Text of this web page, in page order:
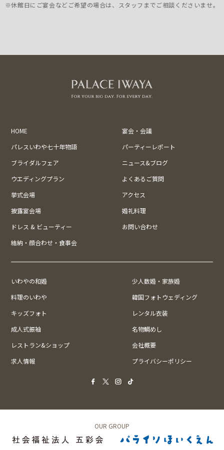
※休館日にご宴会などご希望の場合は、スタッフまでご相談くださいませ。
HOME
宴会・会議
パレスいわや七十年物語
パーティーレポート
ブライダルフェア
ニュース&ブログ
ウエディングプラン
よくあるご質問
挙式会場
アクセス
披露宴会場
婚礼料理
ドレス & ビューティー
お問い合わせ
結納・顔合わせ・食事会
いわやの和婚
少人数婚・家族婚
料理のいわや
韓国フォトウェディング
キッズフォト
レンタル衣装
成人式振袖
名物鯛めし
レストラン&ショップ
会社概要
求人情報
プライバシーポリシー
OUR GROUP